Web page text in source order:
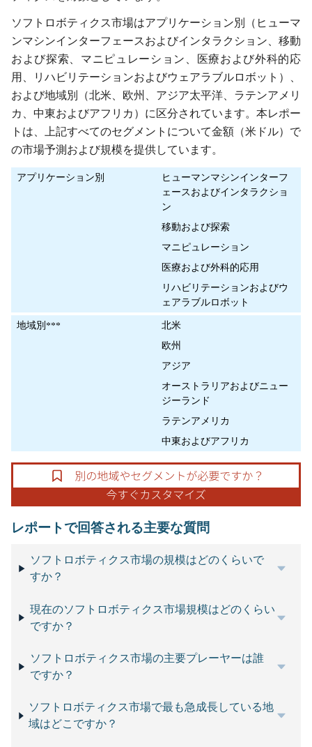
ソフトロボティクス市場はアプリケーション別（ヒューマ
ンマシンインターフェースおよびインタラクション、移動
および探索、マニピュレーション、医療および外科的応
用、リハビリテーションおよびウェアラブルロボット）、
および地域別（北米、欧州、アジア太平洋、ラテンアメリ
カ、中東およびアフリカ）に区分されています。本レポー
トは、上記すべてのセグメントについて金額（米ドル）で
の市場予測および規模を提供しています。
アプリケーション別
ヒューマンマシンインターフ
ェースおよびインタラクショ
ン
移動および探索
マニピュレーション
医療および外科的応用
リハビリテーションおよびウ
ェアラブルロボット
地域別***
北米
欧州
アジア
オーストラリアおよびニュー
ジーランド
ラテンアメリカ
中東およびアフリカ
レポートで回答される主要な質問
ソフトロボティクス市場の規模はどのくらいで
すか？
現在のソフトロボティクス市場規模はどのくらい
ですか？
ソフトロボティクス市場の主要プレーヤーは誰
ですか？
ソフトロボティクス市場で最も急成長している地
域はどこですか？